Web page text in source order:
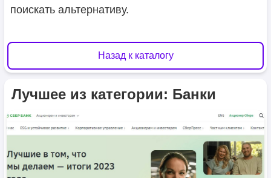
поискать альтернативу.
Назад к каталогу
Лучшее из категории: Банки